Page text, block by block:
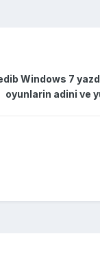
Windows 7
oyunlarin adini ve